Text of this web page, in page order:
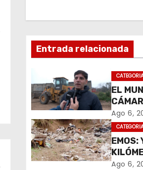
c
i
n
d
e
e
Entrada relacionada
EL
CALLE
Ago 6,
EMOS:
Ago 6,